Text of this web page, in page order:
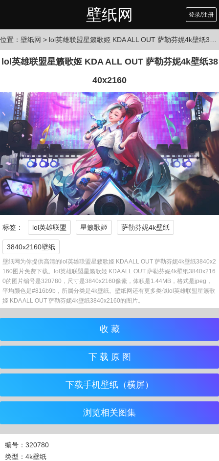
壁纸网 登录/注册
位置： 壁纸网 > lol英雄联盟星籁歌姬 KDA ALL OUT 萨勒芬妮4k壁纸3840x2160
lol英雄联盟星籁歌姬 KDA ALL OUT 萨勒芬妮4k壁纸38
40x2160
标签： lol英雄联盟 星籁歌姬 萨勒芬妮4k壁纸
3840x2160壁纸
壁纸网为你提供高清的lol英雄联盟星籁歌姬 KDA ALL OUT 萨勒芬妮4k壁纸3840x2
160图片免费下载。lol英雄联盟星籁歌姬 KDA ALL OUT 萨勒芬妮4k壁纸3840x216
0的图片编号是320780，尺寸是3840x2160像素，体积是1.44MB，格式是jpeg，
平均颜色是#816b9b，所属分类是4k壁纸。壁纸网还有更多类似lol英雄联盟星籁歌
姬 KDA ALL OUT 萨勒芬妮4k壁纸3840x2160的图片。
收 藏
下 载 原 图
下载手机壁纸（横屏）
浏览相关图集
编号：320780
类型：4k壁纸